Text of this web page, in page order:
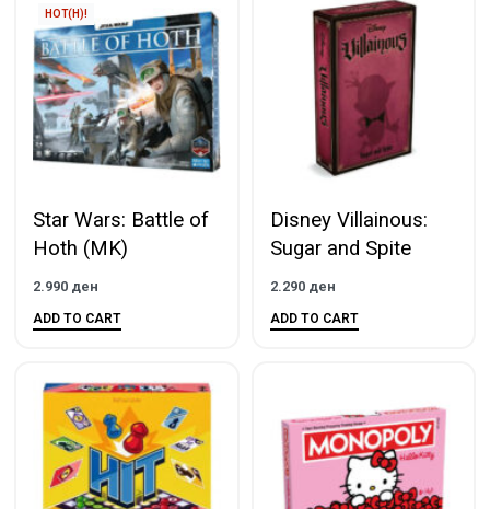
HOT(H)!
Star Wars: Battle of
Hoth (MK)
2.990 ден
ADD TO CART
Disney Villainous:
Sugar and Spite
2.290 ден
ADD TO CART